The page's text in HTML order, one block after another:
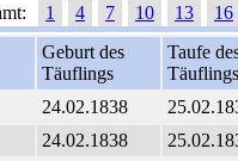
1 4 7 10 13
16
Geburt des
Täuflings
Taufe
Täuflings
24.02.1838
24.02.1838